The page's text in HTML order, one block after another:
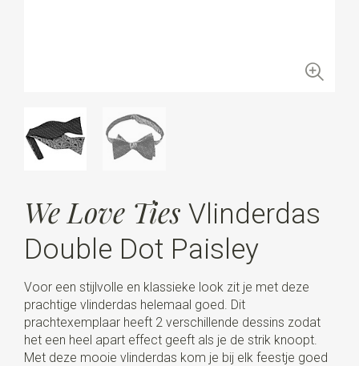
We Love Ties Vlinderdas
Double Dot Paisley
Voor een stijlvolle en klassieke look zit je met deze
prachtige vlinderdas helemaal goed. Dit
prachtexemplaar heeft 2 verschillende dessins zodat
het een heel apart effect geeft als je de strik knoopt.
Met deze mooie vlinderdas kom je bij elk feestje goed